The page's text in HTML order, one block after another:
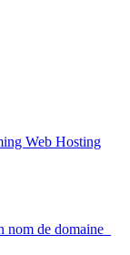
Web Hosting
nom de domaine